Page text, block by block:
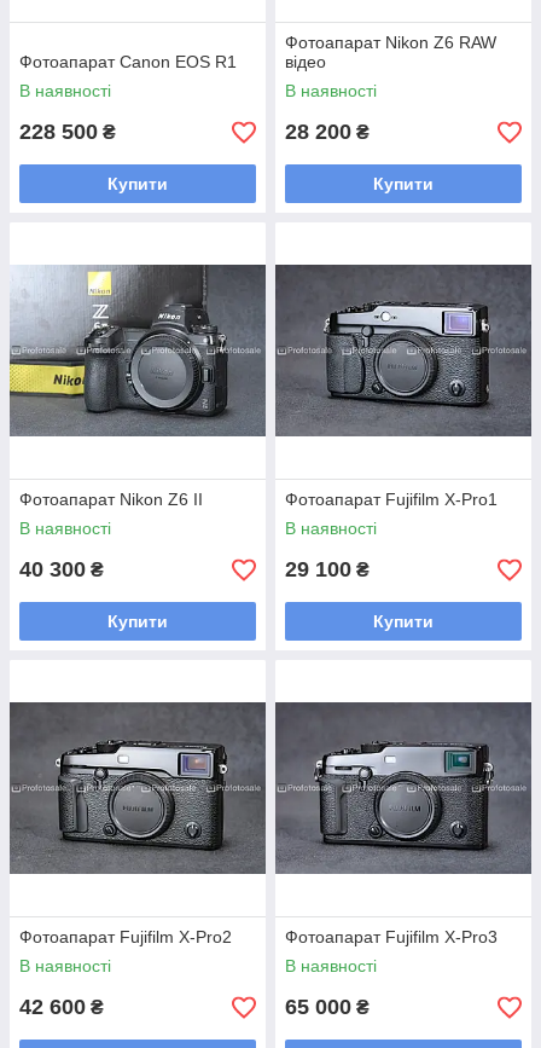
Фотоапарат Canon EOS R1
В наявності
228 500 ₴
Купити
Фотоапарат Nikon Z6 RAW
відео
В наявності
28 200 ₴
Купити
Фотоапарат Nikon Z6 II
В наявності
40 300 ₴
Купити
Фотоапарат Fujifilm X-Pro1
В наявності
29 100 ₴
Купити
Фотоапарат Fujifilm X-Pro2
В наявності
42 600 ₴
Фотоапарат Fujifilm X-Pro3
В наявності
65 000 ₴